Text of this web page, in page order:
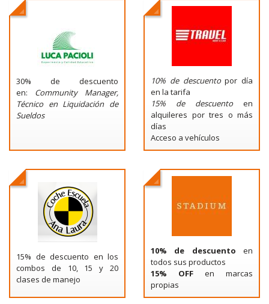
30% de descuento
en: Community Manager,
Técnico en Liquidación de
Sueldos
10% de descuentopor día
en la tarifa
15% de descuentoen
alquileres por tres o más
días
Acceso a vehículos
15% de descuento en los
combos de 10, 15 y 20
clases de manejo
10% de descuento en
todos sus productos
15% OFF en marcas
propias